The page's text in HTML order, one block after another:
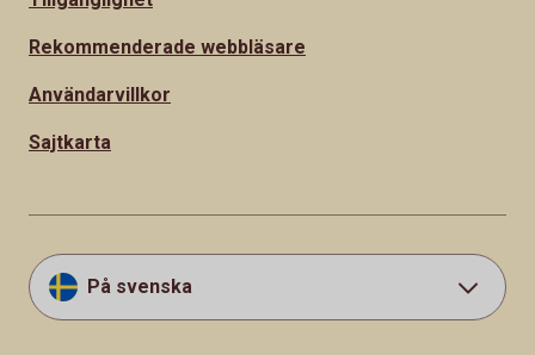
Rekommenderade webbläsare
Användarvillkor
Sajtkarta
På svenska